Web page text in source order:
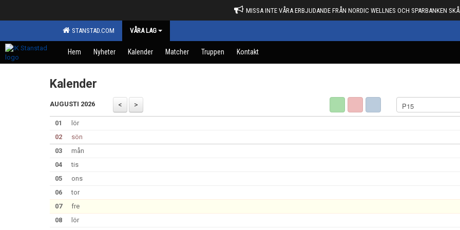
MISSA INTE VÅRA ERBJUDANDE FRÅN NORDIC WELLNES OCH SPARBANKEN
STANSTAD.COM VÅRA LAG
Hem Nyheter Kalender Matcher Truppen Kontakt
Kalender
AUGUSTI 2026
01
lör
02
sön
03
mån
04
tis
05
ons
06
tor
07
fre
08
lör